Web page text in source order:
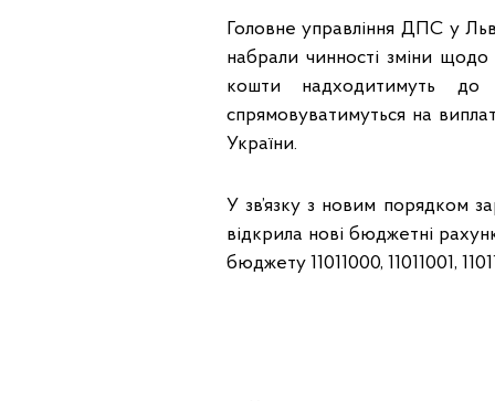
Головне управління ДПС у
набрали чинності зміни щодо
кошти надходитимуть
спрямовуватимуться на
України.
У зв’язку з новим порядком
відкрила нові бюджетні
бюджету 11011000, 11011001,